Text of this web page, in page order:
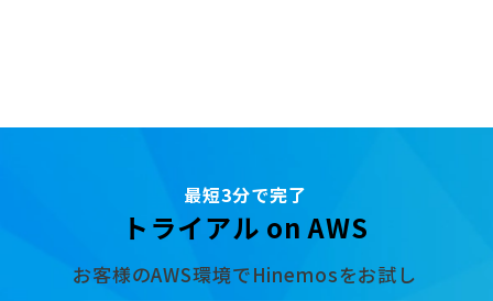
最短3分で完了
トライアル on AWS
お客様のAWS環境でHinemosをお試し